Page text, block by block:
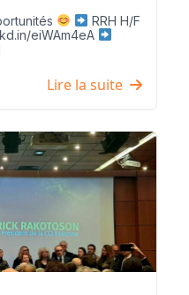
RRH H/F
eiWAm4eA
Lire la suite